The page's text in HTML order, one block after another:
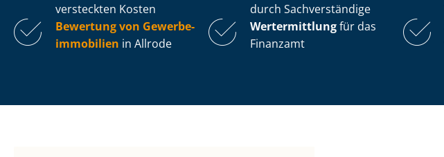
versteckten Kosten
durch Sachverständige
Bewertung von Ge­wer­be­
im­mo­bi­li­en in Allrode
Wertermittlungfür das
Finanzamt